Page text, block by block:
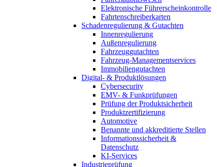
Elektronische Führerscheinkontrolle
Fahrtenschreiberkarten
Schadenregulierung & Gutachten
Innenregulierung
Außenregulierung
Fahrzeuggutachten
Fahrzeug-Managementservices
Immobiliengutachten
Digital- & Produktlösungen
Cybersecurity
EMV- & Funkprüfungen
Prüfung der Produktsicherheit
Produktzertifizierung
Automotive
Benannte und akkreditierte Stellen
Informationssicherheit &
Datenschutz
KI-Services
Industrieprüfung